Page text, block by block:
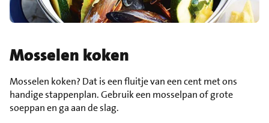
Mosselen koken
Mosselen koken? Dat is een fluitje van een cent met ons
handige stappenplan. Gebruik een mosselpan of grote
soeppan en ga aan de slag.